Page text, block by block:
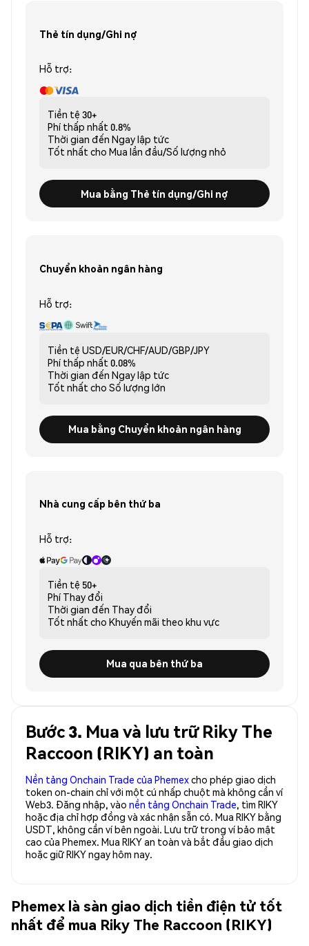
Thẻ tín dụng/Ghi nợ
Hỗ trợ:
Tiền tệ 30+
Phí thấp nhất 0.8%
Thời gian đến Ngay lập tức
Tốt nhất cho Mua lần đầu/Số lượng nhỏ
Mua bằng Thẻ tín dụng/Ghi nợ
Chuyển khoản ngân hàng
Hỗ trợ:
Tiền tệ USD/EUR/CHF/AUD/GBP/JPY
Phí thấp nhất 0.08%
Thời gian đến Ngay lập tức
Tốt nhất cho Số lượng lớn
Mua bằng Chuyển khoản ngân hàng
Nhà cung cấp bên thứ ba
Hỗ trợ:
Tiền tệ 50+
Phí Thay đổi
Thời gian đến Thay đổi
Tốt nhất cho Khuyến mãi theo khu vực
Mua qua bên thứ ba
Bước 3. Mua và lưu trữ Riky The
Raccoon (RIKY) an toàn
Nền tảng Onchain Trade của Phemexcho phép giao dịch
token on-chain chỉ với một cú nhấp chuột mà không cần ví
Web3. Đăng nhập, vào nền tảng Onchain Trade, tìm RIKY
hoặc địa chỉ hợp đồng và xác nhận sẵn có. Mua RIKY bằng
USDT, không cần ví bên ngoài. Lưu trữ trong ví bảo mật
cao của Phemex. Mua RIKY an toàn và bắt đầu giao dịch
hoặc giữ RIKY ngay hôm nay.
Phemex là sàn giao dịch tiền điện tử tốt
nhất để mua Riky The Raccoon (RIKY)